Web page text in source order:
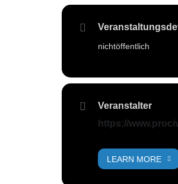
nichtöffentlich
Veranstalter
https://
LEARN MORE